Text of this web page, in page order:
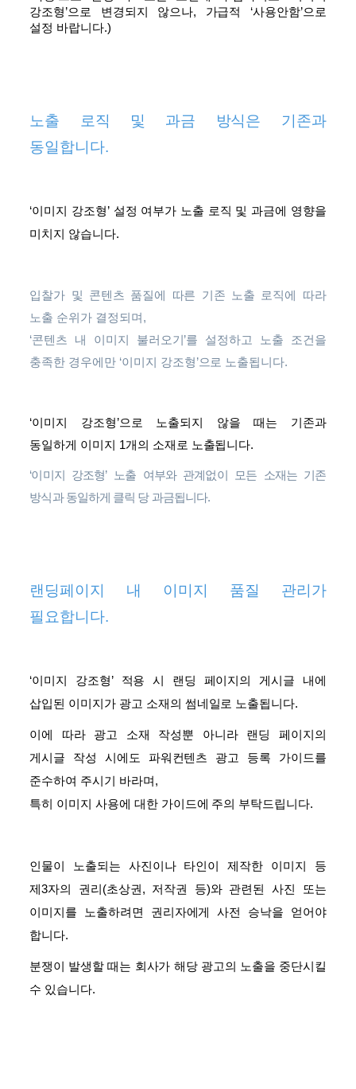
강조형’으로 변경되지 않으나, 가급적 ‘사용안함’으로
설정 바랍니다.)
노출 로직 및 과금 방식은 기존과
동일합니다.
‘이미지 강조형’ 설정 여부가 노출 로직 및 과금에 영향을
미치지 않습니다.
입찰가 및 콘텐츠 품질에 따른 기존 노출 로직에 따라
노출 순위가 결정되며,
‘콘텐츠 내 이미지 불러오기’를 설정하고 노출 조건을
충족한 경우에만 ‘이미지 강조형’으로 노출됩니다.
‘이미지 강조형’으로 노출되지 않을 때는 기존과
동일하게 이미지 1개의 소재로 노출됩니다.
‘이미지 강조형’ 노출 여부와 관계없이 모든 소재는 기존
방식과 동일하게 클릭 당 과금됩니다.
랜딩페이지 내 이미지 품질 관리가
필요합니다.
‘이미지 강조형’ 적용 시 랜딩 페이지의 게시글 내에
삽입된 이미지가 광고 소재의 썸네일로 노출됩니다.
이에 따라 광고 소재 작성뿐 아니라 랜딩 페이지의
게시글 작성 시에도 파워컨텐츠 광고 등록 가이드를
준수하여 주시기 바라며,
특히 이미지 사용에 대한 가이드에 주의 부탁드립니다.
인물이 노출되는 사진이나 타인이 제작한 이미지 등
제3자의 권리(초상권, 저작권 등)와 관련된 사진 또는
이미지를 노출하려면 권리자에게 사전 승낙을 얻어야
합니다.
분쟁이 발생할 때는 회사가 해당 광고의 노출을 중단시킬
수 있습니다.